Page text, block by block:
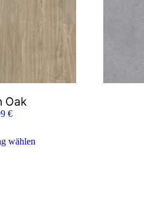
Oak
€
wählen